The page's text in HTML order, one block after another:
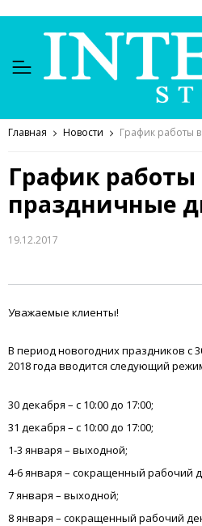
Главная Новости График работы
График работы
праздничные
19.12.2017
Уважаемые клиенты!
В период новогодних праздников с
2018 года вводится следующий
30 декабря – с 10:00 до 17:00;
31 декабря – с 10:00 до 17:00;
1-3 января – выходной;
4-6 января – сокращенный рабочий
7 января – выходной;
8 января – сокращенный рабочий